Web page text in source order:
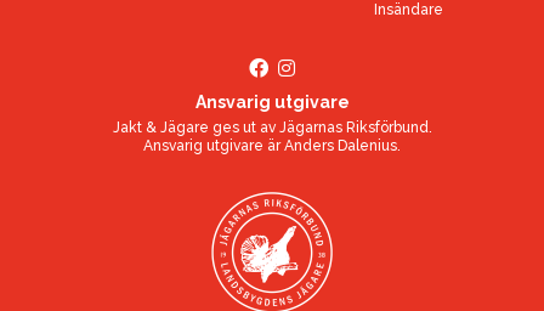
Insändare
Ansvarig utgivare
Jakt & Jägare ges ut av Jägarnas Riksförbund.
Ansvarig utgivare ärAnders Dalenius.